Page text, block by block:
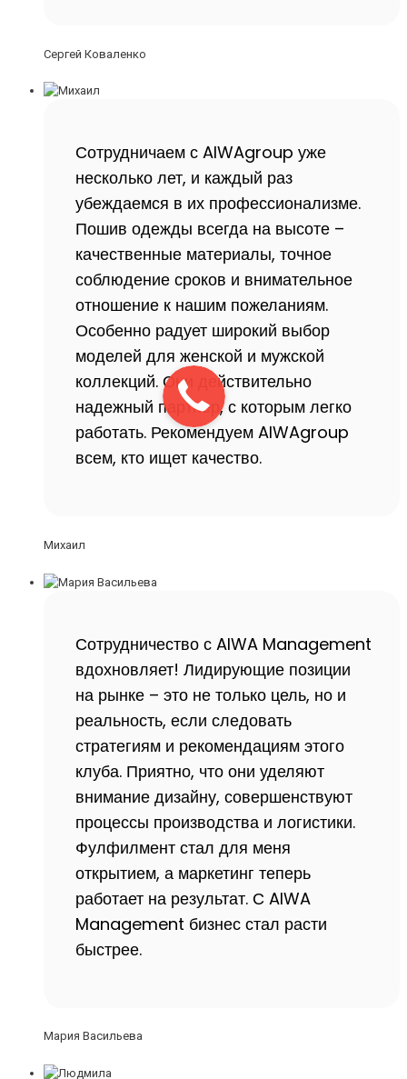
Сергей Коваленко
Сотрудничаем с AIWAgroup уже
несколько лет, и каждый раз
убеждаемся в их профессионализме.
Пошив одежды всегда на высоте –
качественные материалы, точное
соблюдение сроков и внимательное
отношение к нашим пожеланиям.
Особенно радует широкий выбор
моделей для женской и мужской
коллекций. Они действительно
надежный партнер, с которым легко
работать. Рекомендуем AIWAgroup
всем, кто ищет качество.
Михаил
Сотрудничество с AIWA Management
вдохновляет! Лидирующие позиции
на рынке – это не только цель, но и
реальность, если следовать
стратегиям и рекомендациям этого
клуба. Приятно, что они уделяют
внимание дизайну, совершенствуют
процессы производства и логистики.
Фулфилмент стал для меня
открытием, а маркетинг теперь
работает на результат. С AIWA
Management бизнес стал расти
быстрее.
Мария Васильева